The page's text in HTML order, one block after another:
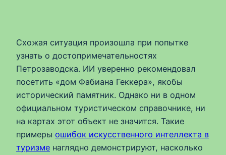
Схожая ситуация произошла при попытке
узнать о достопримечательностях
Петрозаводска. ИИ уверенно рекомендовал
посетить «дом Фабиана Геккера», якобы
исторический памятник. Однако ни в одном
официальном туристическом справочнике, ни
на картах этот объект не значится. Такие
примеры ошибок искусственного интеллекта в
туризме наглядно демонстрируют, насколько